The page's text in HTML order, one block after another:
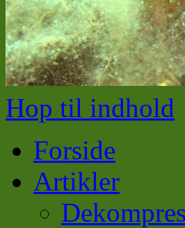
Hop til indhold
Forside
Artikler